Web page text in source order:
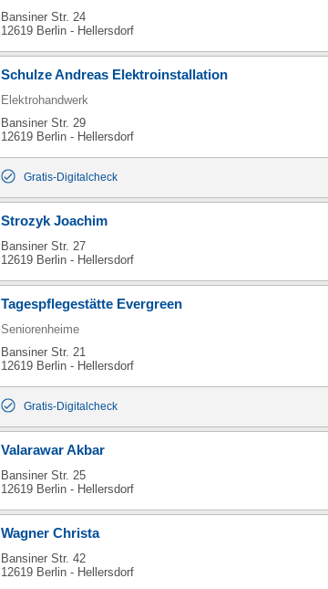
Bansiner Str. 24
12619 Berlin - Hellersdorf
Schulze Andreas Elektroinstallation
Elektrohandwerk
Bansiner Str. 29
12619 Berlin - Hellersdorf
Gratis-Digitalcheck
Strozyk Joachim
Bansiner Str. 27
12619 Berlin - Hellersdorf
Tagespflegestätte Evergreen
Seniorenheime
Bansiner Str. 21
12619 Berlin - Hellersdorf
Gratis-Digitalcheck
Valarawar Akbar
Bansiner Str. 25
12619 Berlin - Hellersdorf
Wagner Christa
Bansiner Str. 42
12619 Berlin - Hellersdorf